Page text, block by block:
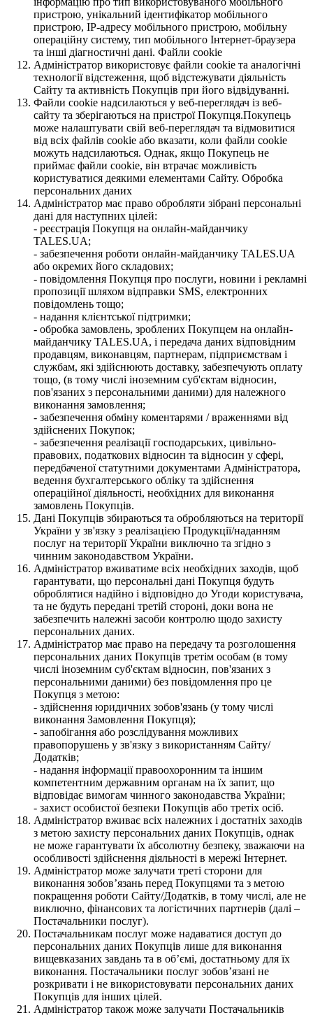
пристрою, унікальний ідентифікатор мобільного
пристрою, IP-адресу мобільного пристрою, мобільну
операційну систему, тип мобільного Інтернет-браузера
та інші діагностичні дані. Файли cookie
Адміністратор використовує файли cookie та аналогічні
технології відстеження, щоб відстежувати діяльність
Сайту та активність Покупців при його відвідуванні.
Файли cookie надсилаються у веб-переглядач із веб-
сайту та зберігаються на пристрої Покупця.Покупець
може налаштувати свій веб-переглядач та відмовитися
від всіх файлів cookie або вказати, коли файли cookie
можуть надсилаються. Однак, якщо Покупець не
приймає файли cookie, він втрачає можливість
користуватися деякими елементами Сайту. Обробка
персональних даних
Адміністратор має право обробляти зібрані персональні
дані для наступних цілей:
- реєстрація Покупця на онлайн-майданчику
TALES.UA;
- забезпечення роботи онлайн-майданчику TALES.UA
або окремих його складових;
- повідомлення Покупця про послуги, новини і рекламні
пропозиції шляхом відправки SMS, електронних
повідомлень тощо;
- надання клієнтської підтримки;
- обробка замовлень, зроблених Покупцем на онлайн-
майданчику TALES.UA, і передача даних відповідним
продавцям, виконавцям, партнерам, підприємствам і
службам, які здійснюють доставку, забезпечують оплату
тощо, (в тому числі іноземним суб'єктам відносин,
пов'язаних з персональними даними) для належного
виконання замовлення;
- забезпечення обміну коментарями / враженнями від
здійснених Покупок;
- забезпечення реалізації господарських, цивільно-
правових, податкових відносин та відносин у сфері,
передбаченої статутними документами Адміністратора,
ведення бухгалтерського обліку та здійснення
операційної діяльності, необхідних для виконання
замовлень Покупців.
Дані Покупців збираються та обробляються на території
України у зв'язку з реалізацією Продукції/наданням
послуг на території України виключно та згідно з
чинним законодавством України.
Адміністратор вживатиме всіх необхідних заходів, щоб
гарантувати, що персональні дані Покупця будуть
оброблятися надійно і відповідно до Угоди користувача,
та не будуть передані третій стороні, доки вона не
забезпечить належні засоби контролю щодо захисту
персональних даних.
Адміністратор має право на передачу та розголошення
персональних даних Покупців третім особам (в тому
числі іноземним суб'єктам відносин, пов'язаних з
персональними даними) без повідомлення про це
Покупця з метою:
- здійснення юридичних зобов'язань (у тому числі
виконання Замовлення Покупця);
- запобігання або розслідування можливих
правопорушень у зв'язку з використанням Сайту/
Додатків;
- надання інформації правоохоронним та іншим
компетентним державним органам на їх запит, що
відповідає вимогам чинного законодавства України;
- захист особистої безпеки Покупців або третіх осіб.
Адміністратор вживає всіх належних і достатніх заходів
з метою захисту персональних даних Покупців, однак
не може гарантувати їх абсолютну безпеку, зважаючи на
особливості здійснення діяльності в мережі Інтернет.
Адміністратор може залучати треті сторони для
виконання зобов’язань перед Покупцями та з метою
покращення роботи Сайту/Додатків, в тому числі, але не
виключно, фінансових та логістичних партнерів (далі –
Постачальники послуг).
Постачальникам послуг може надаватися доступ до
персональних даних Покупців лише для виконання
вищевказаних завдань та в об’ємі, достатньому для їх
виконання. Постачальники послуг зобов’язані не
розкривати і не використовувати персональних даних
Покупців для інших цілей.
Адміністратор також може залучати Постачальників